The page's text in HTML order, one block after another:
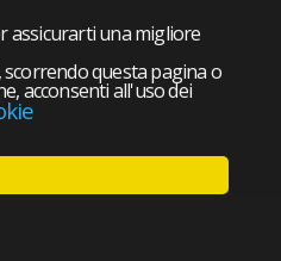
assicurarti una migliore
questa pagina o
acconsenti all'uso dei